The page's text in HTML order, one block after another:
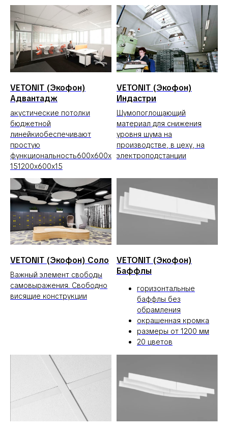
VETONIT (Экофон)
Адвантадж
акустические потолки
бюджетной
линейкиобеспечивают
простую
функциональность600x600x
151200x600x15
VETONIT (Экофон)
Индастри
Шумопоглощающий
материал для снижения
уровня шума на
производстве, в цеху, на
электроподстанции
VETONIT (Экофон) Соло
Важный элемент свободы
самовыражения. Свободно
висящие конструкции
VETONIT (Экофон)
Баффлы
горизонтальные
баффлы без
обрамления
окрашенная кромка
размеры от 1200 мм
20 цветов